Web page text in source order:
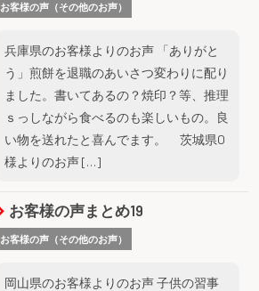
お客様の声（その他のお声）
兵庫県のお客様よりのお声 「ありがと
う」煎餅を退職のあいさつ変わりに配り
ました。書いてあるの？焼印？等、推理
ｓっしながら食べるのも楽しいもの。良
い物を送れたと喜んでます。 茨城県O
様よりのお声 […]
お客様の声まとめ19
お客様の声（その他のお声）
岡山県のお客様よりのお声 子供の習事